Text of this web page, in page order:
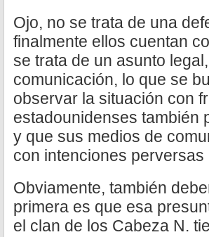
Ojo, no se trata de una
finalmente ellos cuentan
se trata de un asunto
comunicación, lo que se
observar la situación con
estadounidenses también
y que sus medios de
con intenciones
Obviamente, también
primera es que esa
el clan de los Cabeza N.